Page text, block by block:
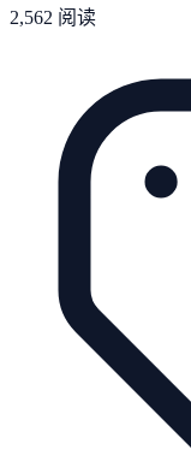
2,562 阅读